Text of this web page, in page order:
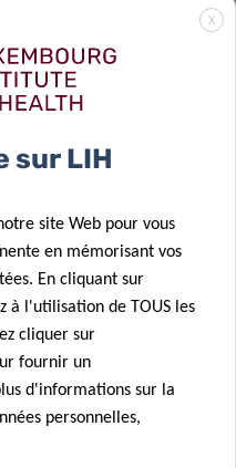
luxembourgeoise
remporte le
for Society
08 Fév 2023
Le Plooschter
continue à
soutenir le LIH
16 Jan 2023
X
sur LIH
site Web pour vous
en mémorisant vos
En cliquant sur
à l'utilisation de TOUS les
cliquer sur
fournir un
d'informations sur la
personnelles,